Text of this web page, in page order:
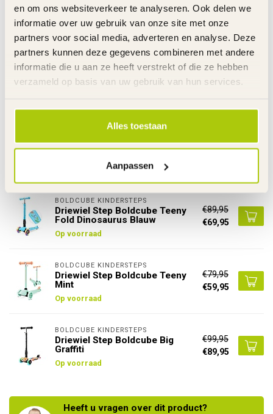
en om ons websiteverkeer te analyseren. Ook delen we
informatie over uw gebruik van onze site met onze
partners voor social media, adverteren en analyse. Deze
partners kunnen deze gegevens combineren met andere
informatie die u aan ze heeft verstrekt of die ze hebben
verzameld op basis van uw gebruik van hun services.
Alles toestaan
Aanpassen
Specificaties
Gerelateerde producten
RAZOR RIJDEND SPEELGOED
Driewiel Step 2 in 1 Razor Rollie
Turquoise
€79,95
Driewiel Step Boldcube Teeny
€89,95
BOLDCUBE KINDERSTEPS
Driewiel Step Boldcube Teeny
Fold Dinosaurus Blauw
Op voorraad
€89,95
€69,95
BOLDCUBE KINDERSTEPS
Driewiel Step Boldcube Teeny
Mint
Op voorraad
€79,95
€59,95
BOLDCUBE KINDERSTEPS
Driewiel Step Boldcube Big
Graffiti
Op voorraad
€99,95
€89,95
Heeft u vragen over dit product?